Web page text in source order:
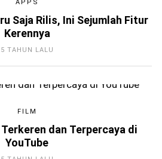
APPS
Saja Rilis, Ini Sejumlah Fitur
Kerennya
5 TAHUN LALU
FILM
dan Terpercaya di
YouTube